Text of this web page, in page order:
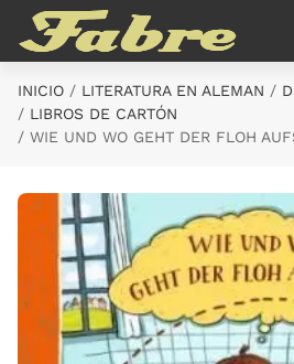
Saltar al contenido principal
INICIO LITERATURA EN ALEMAN
LIBROS DE CARTÓN
WIE UND WO GEHT DER FLOH